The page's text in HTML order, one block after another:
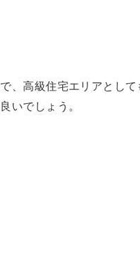
、高級住宅エリアとし
いでしょう。